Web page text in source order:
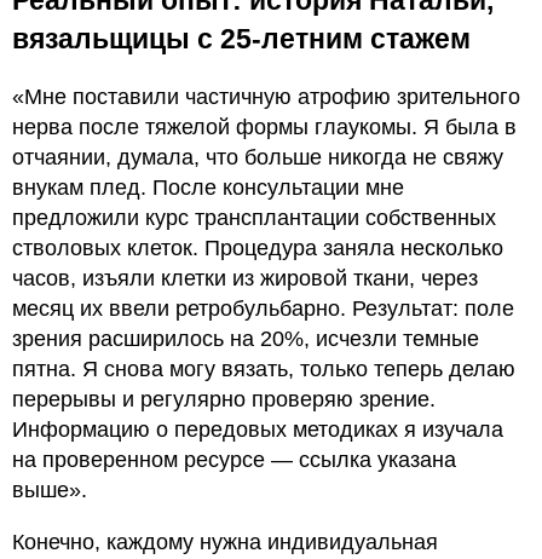
вязальщицы с 25-летним стажем
«Мне поставили частичную атрофию зрительного
нерва после тяжелой формы глаукомы. Я была в
отчаянии, думала, что больше никогда не свяжу
внукам плед. После консультации мне
предложили курс трансплантации собственных
стволовых клеток. Процедура заняла несколько
часов, изъяли клетки из жировой ткани, через
месяц их ввели ретробульбарно. Результат: поле
зрения расширилось на 20%, исчезли темные
пятна. Я снова могу вязать, только теперь делаю
перерывы и регулярно проверяю зрение.
Информацию о передовых методиках я изучала
на проверенном ресурсе — ссылка указана
выше».
Конечно, каждому нужна индивидуальная